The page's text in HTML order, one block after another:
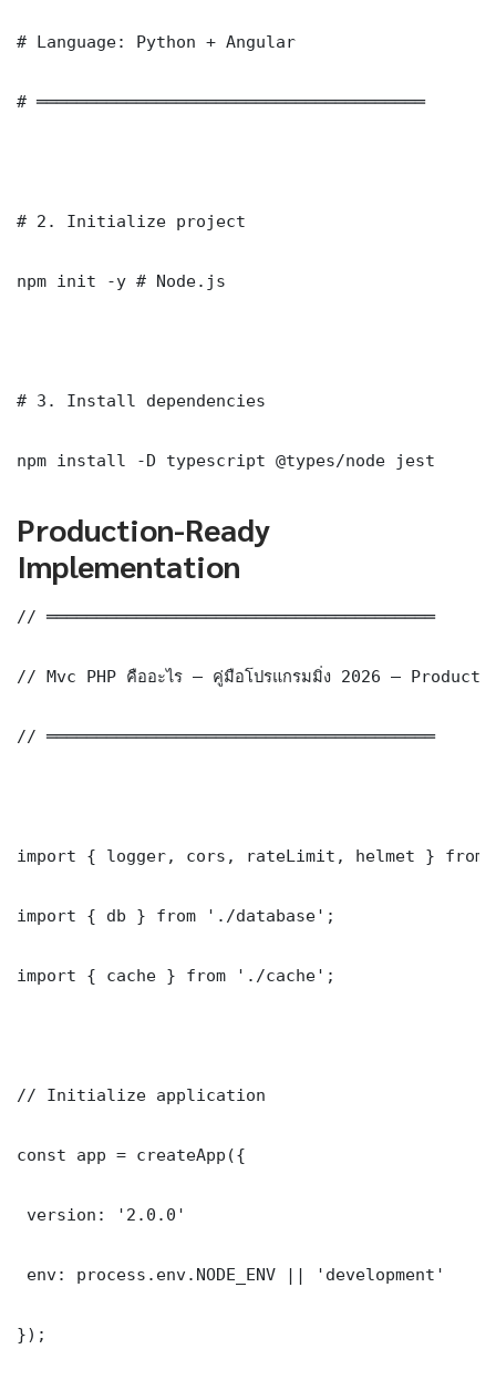
# Language: Python + Angular
# ═══════════════════════════════════════
# 2. Initialize project
npm init -y # Node.js
# 3. Install dependencies
npm install -D typescript @types/node jest
Production-Ready
Implementation
// ═══════════════════════════════════════
// Mvc PHP คืออะไร — คู่มือโปรแกรมมิ่ง 2026 —
// ═══════════════════════════════════════
import { logger, cors, rateLimit, helmet } from
import { db } from './database';
import { cache } from './cache';
// Initialize application
const app = createApp({
version: '2.0.0'
env: process.env.NODE_ENV || 'development'
});